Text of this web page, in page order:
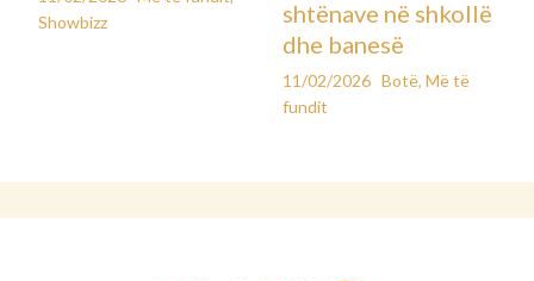
Showbizz
shtënave në shkollë
dhe banesë
11/02/2026 Botë, Më të
fundit